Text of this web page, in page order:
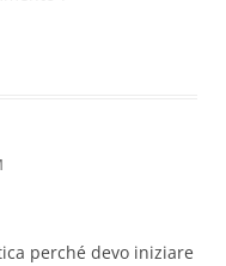
perché devo iniziare